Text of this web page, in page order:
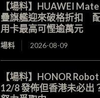
【場料】HUAWEI
疊旗艦迎來破格折扣
用卡最高可慳逾萬元
場料 2026-08-09
【場料】HONOR
12/8 發佈但香港未必出